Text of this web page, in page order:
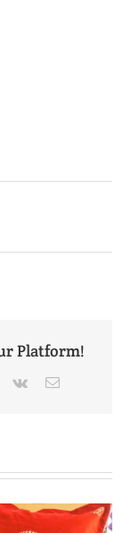
Platform!
Pinterest
Vk Email